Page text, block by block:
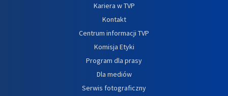
Kariera w TVP
Kontakt
Centrum informacji TVP
Komisja Etyki
Program dla prasy
Dla mediów
Serwis fotograficzny